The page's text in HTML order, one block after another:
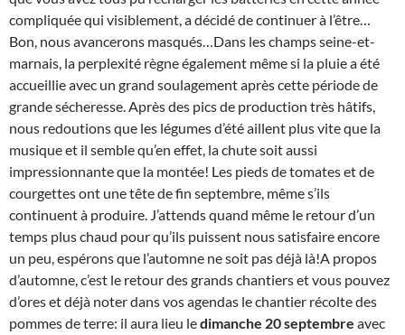
compliquée qui visiblement, a décidé de continuer à l’être…
Bon, nous avancerons masqués…Dans les champs seine-et-
marnais, la perplexité règne également même si la pluie a été
accueillie avec un grand soulagement après cette période de
grande sécheresse. Après des pics de production très hâtifs,
nous redoutions que les légumes d’été aillent plus vite que la
musique et il semble qu’en effet, la chute soit aussi
impressionnante que la montée! Les pieds de tomates et de
courgettes ont une tête de fin septembre, même s’ils
continuent à produire. J’attends quand même le retour d’un
temps plus chaud pour qu’ils puissent nous satisfaire encore
un peu, espérons que l’automne ne soit pas déjà là!A propos
d’automne, c’est le retour des grands chantiers et vous pouvez
d’ores et déjà noter dans vos agendas le chantier récolte des
pommes de terre: il aura lieu ledimanche 20 septembre avec